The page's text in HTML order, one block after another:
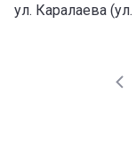
ул. Каралаева